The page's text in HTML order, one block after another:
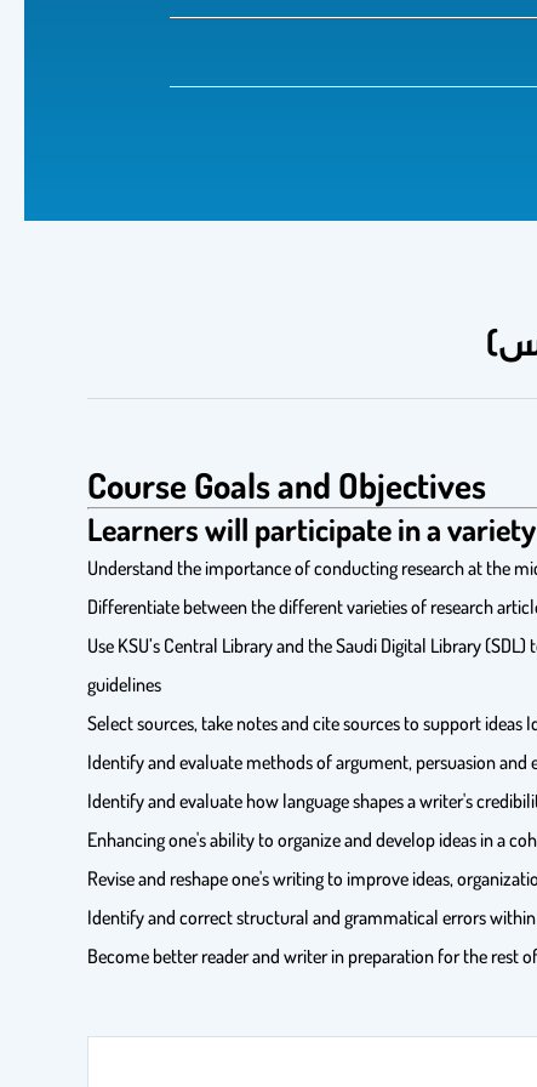
Course Goals and Objectives
Learners will participate in a
Understand the importance of conducting research at the
Differentiate between the different varieties of research
Use KSU’s Central Library and the Saudi Digital Library
guidelines
Select sources, take notes and cite sources to support
Identify and evaluate methods of argument, persuasion
Identify and evaluate how language shapes a writer's
Enhancing one's ability to organize and develop ideas in a
Revise and reshape one's writing to improve ideas,
Identify and correct structural and grammatical errors
Become better reader and writer in preparation for the rest